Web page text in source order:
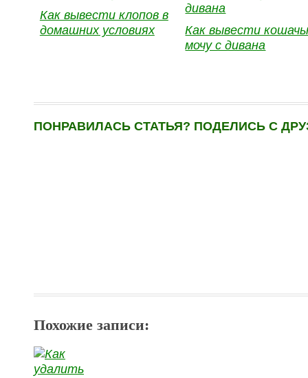
Как вывести клопов в
домашних условиях
Как вывести
мочу с дивана
ПОНРАВИЛАСЬ СТАТЬЯ? ПОДЕЛИСЬ С
Похожие записи: